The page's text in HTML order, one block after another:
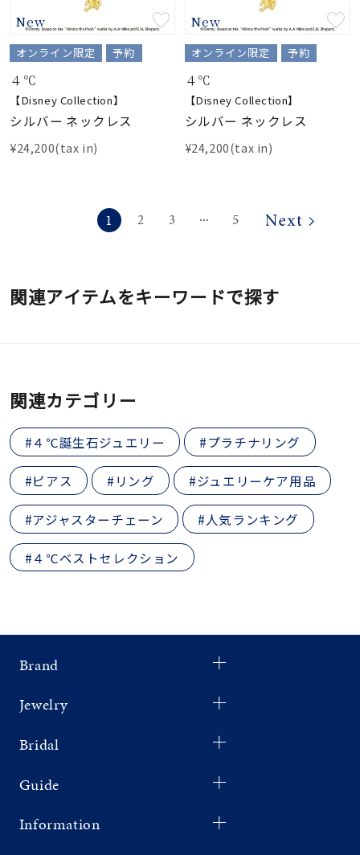
New
オンライン限定 予約
４℃
【Disney Collection】
シルバー ネックレス
¥24,200(tax in)
New
オンライン限定 予約
４℃
【Disney Collection】
シルバー ネックレス
¥24,200(tax in)
1 2 3 ⋯ 5
関連アイテムをキーワードで探す
関連カテゴリー
#４℃誕生石ジュエリー #プラチナリング
#ピアス #リング #ジュエリーケア用品
#アジャスターチェーン #人気ランキング
#４℃ベストセレクション
Brand
Jewelry
Bridal
Guide
Information